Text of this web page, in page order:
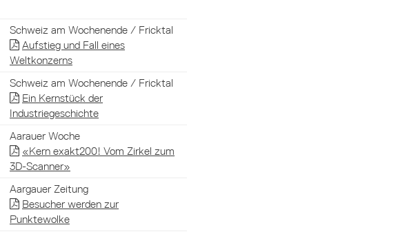
Schweiz am Wochenende / Fricktal
Aufstieg und Fall eines
Weltkonzerns
Schweiz am Wochenende / Fricktal
Ein Kernstück der
Industriegeschichte
Aarauer Woche
«Kern exakt200! Vom Zirkel zum
3D-Scanner»
Aargauer Zeitung
Besucher werden zur
Punktewolke